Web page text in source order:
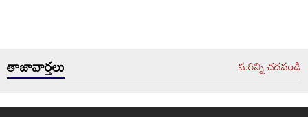
తాజావార్తలు మరిన్ని చదవండి